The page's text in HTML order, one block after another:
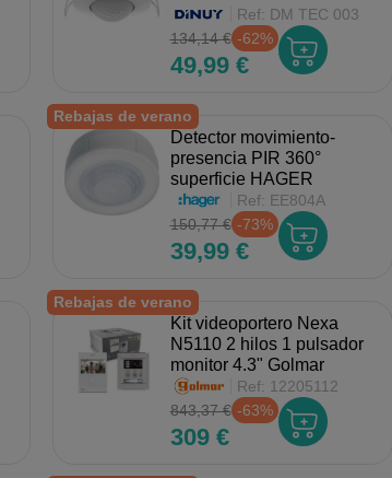
Ref: DM TEC 003
134,14 € -62%
49,99 €
Rebajas de verano
Detector movimiento-
presencia PIR 360°
superficie HAGER
Ref: EE804A
150,77 € -73%
39,99 €
Rebajas de verano
Kit videoportero Nexa
N5110 2 hilos 1 pulsador
monitor 4.3" Golmar
Ref: 12205112
843,37 € -63%
309 €